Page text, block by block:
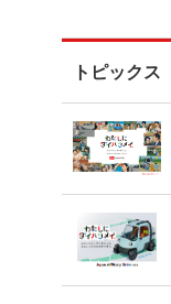
トピックス